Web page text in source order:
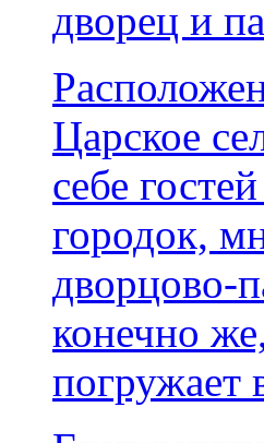
Царское
себе
городок,
дворцово-
конечно
погружает